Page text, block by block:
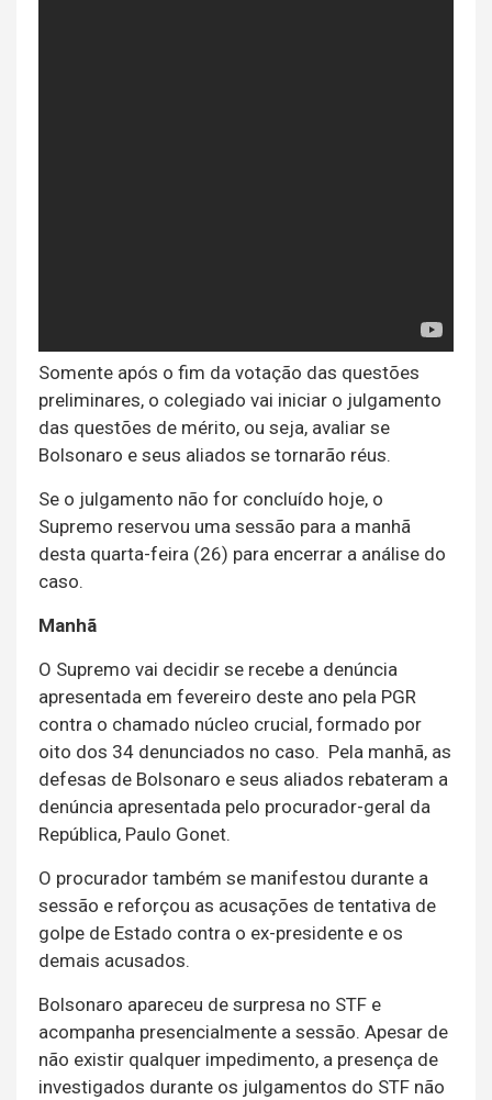
Somente após o fim da votação das questões
preliminares, o colegiado vai iniciar o julgamento
das questões de mérito, ou seja, avaliar se
Bolsonaro e seus aliados se tornarão réus.
Se o julgamento não for concluído hoje, o
Supremo reservou uma sessão para a manhã
desta quarta-feira (26) para encerrar a análise do
caso.
Manhã
O Supremo vai decidir se recebe a denúncia
apresentada em fevereiro deste ano pela PGR
contra o chamado núcleo crucial, formado por
oito dos 34 denunciados no caso. Pela manhã, as
defesas de Bolsonaro e seus aliados rebateram a
denúncia apresentada pelo procurador-geral da
República, Paulo Gonet.
O procurador também se manifestou durante a
sessão e reforçou as acusações de tentativa de
golpe de Estado contra o ex-presidente e os
demais acusados.
Bolsonaro apareceu de surpresa no STF e
acompanha presencialmente a sessão. Apesar de
não existir qualquer impedimento, a presença de
investigados durante os julgamentos do STF não